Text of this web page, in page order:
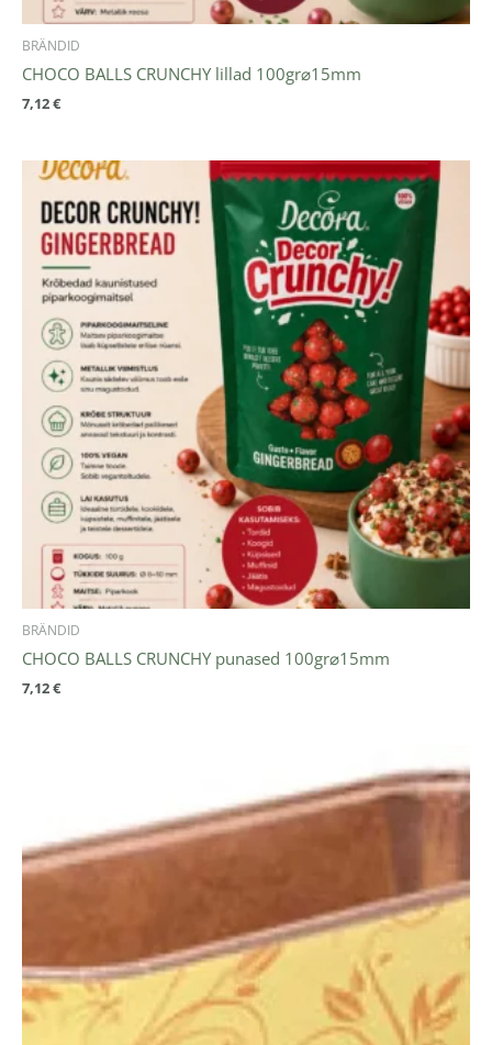
BRÄNDID
CHOCO BALLS CRUNCHY lillad 100gr⌀15mm
7,12€
BRÄNDID
CHOCO BALLS CRUNCHY punased 100gr⌀15mm
7,12€